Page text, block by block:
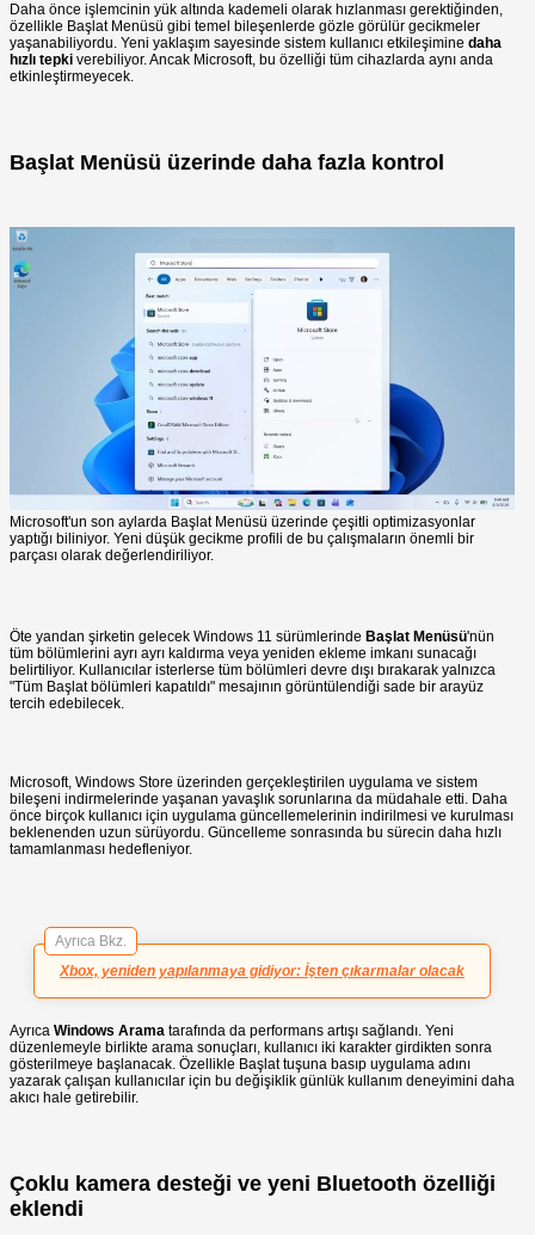
Daha önce işlemcinin yük altında kademeli olarak hızlanması gerektiğinden,
özellikle Başlat Menüsü gibi temel bileşenlerde gözle görülür gecikmeler
yaşanabiliyordu. Yeni yaklaşım sayesinde sistem kullanıcı etkileşimine daha
hızlı tepki verebiliyor. Ancak Microsoft, bu özelliği tüm cihazlarda aynı anda
etkinleştirmeyecek.
Başlat Menüsü üzerinde daha fazla kontrol
Microsoft'un son aylarda Başlat Menüsü üzerinde çeşitli optimizasyonlar
yaptığı biliniyor. Yeni düşük gecikme profili de bu çalışmaların önemli bir
parçası olarak değerlendiriliyor.
Öte yandan şirketin gelecek Windows 11 sürümlerinde Başlat Menüsü'nün
tüm bölümlerini ayrı ayrı kaldırma veya yeniden ekleme imkanı sunacağı
belirtiliyor. Kullanıcılar isterlerse tüm bölümleri devre dışı bırakarak yalnızca
"Tüm Başlat bölümleri kapatıldı" mesajının görüntülendiği sade bir arayüz
tercih edebilecek.
Microsoft, Windows Store üzerinden gerçekleştirilen uygulama ve sistem
bileşeni indirmelerinde yaşanan yavaşlık sorunlarına da müdahale etti. Daha
önce birçok kullanıcı için uygulama güncellemelerinin indirilmesi ve kurulması
beklenenden uzun sürüyordu. Güncelleme sonrasında bu sürecin daha hızlı
tamamlanması hedefleniyor.
Ayrıca Bkz.
Xbox, yeniden yapılanmaya gidiyor: İşten çıkarmalar olacak
Ayrıca Windows Arama tarafında da performans artışı sağlandı. Yeni
düzenlemeyle birlikte arama sonuçları, kullanıcı iki karakter girdikten sonra
gösterilmeye başlanacak. Özellikle Başlat tuşuna basıp uygulama adını
yazarak çalışan kullanıcılar için bu değişiklik günlük kullanım deneyimini daha
akıcı hale getirebilir.
Çoklu kamera desteği ve yeni Bluetooth özelliği
eklendi